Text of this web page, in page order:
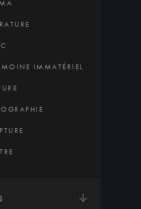
IMMATÉRIEL